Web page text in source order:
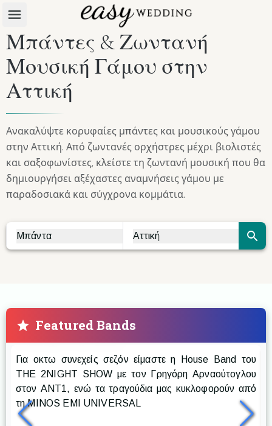
Μπάντες & Ζωντανή
Μουσική Γάμου στην
Αττική
Ανακαλύψτε κορυφαίες μπάντες και μουσικούς γάμου
στην Αττική. Από ζωντανές ορχήστρες μέχρι βιολιστές
και σαξοφωνίστες, κλείστε τη ζωντανή μουσική που θα
δημιουργήσει αξέχαστες αναμνήσεις γάμου με
παραδοσιακά και σύγχρονα κομμάτια.
Μπάντα Αττική
Featured Bands
Prestige The Band
Για οκτω συνεχείς σεζόν είμαστε η House Band του
THE 2NIGHT SHOW με τον Γρηγόρη Αρναούτογλου
στον ANT1, ενώ τα τραγούδια μας κυκλοφορούν από
τη MINOS EMI UNIVERSAL